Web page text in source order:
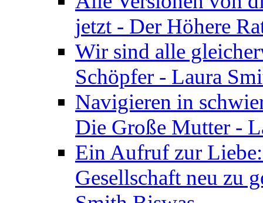
jetzt - Der Höhere
Wir sind alle
Schöpfer - Laura
Navigieren in
Die Große Mutter -
Ein Aufruf zur
Gesellschaft neu zu